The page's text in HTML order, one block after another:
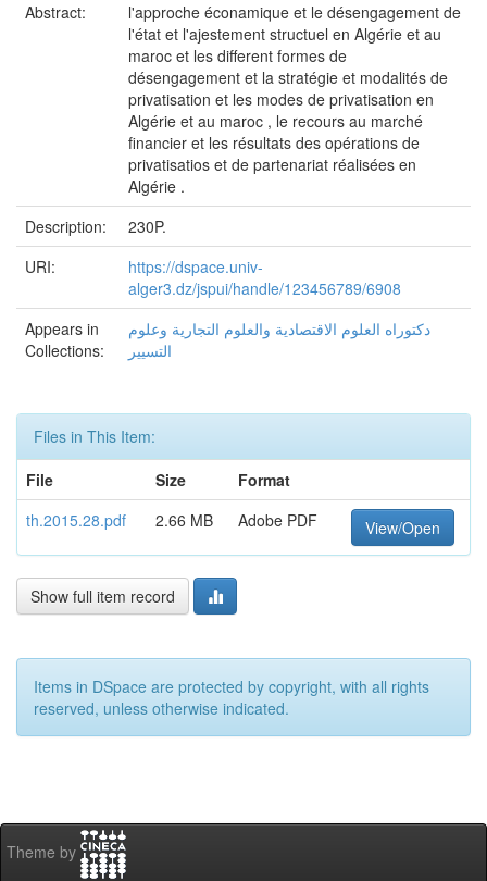
Abstract:
l'approche éconamique et le désengagement de
l'état et l'ajestement structuel en Algérie et au
maroc et les different formes de
désengagement et la stratégie et modalités de
privatisation et les modes de privatisation en
Algérie et au maroc , le recours au marché
financier et les résultats des opérations de
privatisatios et de partenariat réalisées en
Algérie .
Description:
230P.
URI:
https://dspace.univ-
alger3.dz/jspui/handle/123456789/6908
Appears in
Collections:
دكتوراه العلوم الاقتصادية والعلوم التجارية وعلوم
التسيير
Files in This Item:
File
Size
Format
th.2015.28.pdf
2.66 MB Adobe PDF View/Open
Show full item record
Items in DSpace are protected by copyright, with all rights
reserved, unless otherwise indicated.
Theme by